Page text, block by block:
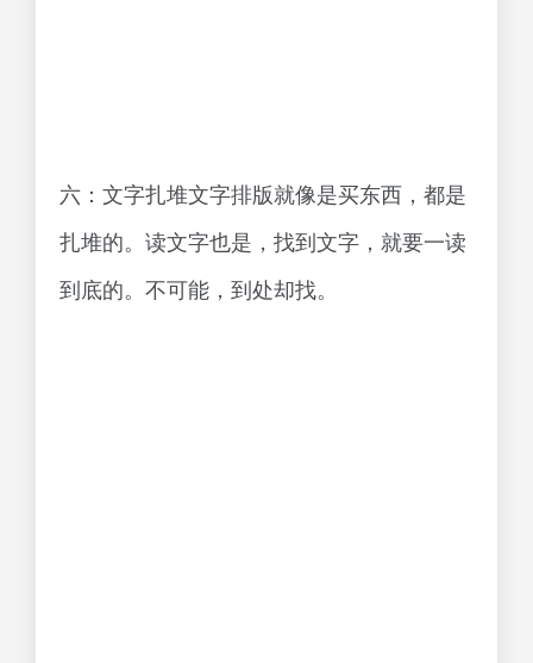
六：文字扎堆文字排版就像是买东西，都是
扎堆的。读文字也是，找到文字，就要一读
到底的。不可能，到处却找。